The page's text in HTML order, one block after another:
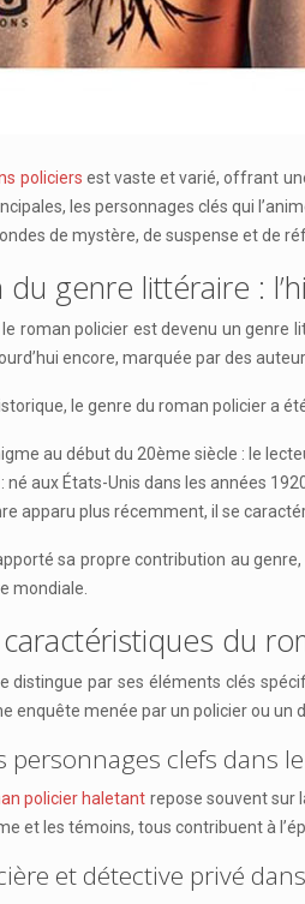
policiers est vaste et varié, offrant
les personnages clés qui
de mystère, de suspense et de
du genre littéraire :
le roman policier est devenu un genre
encore, marquée par des
le genre du roman policier a
au début du 20ème siècle : le
: né aux États-Unis dans les années
apparu plus récemment, il se
sa propre contribution au
mondiale.
du
distingue par ses éléments clés
enquête menée par un policier ou un
personnages clefs dans
policier haletant repose souvent sur
et les témoins, tous contribuent à
et détective privé